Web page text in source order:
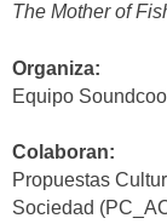
The Mother of
Organiza:
Equipo Soundcool
Colaboran:
Propuestas
Sociedad